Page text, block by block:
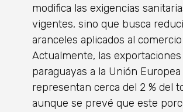
modifica las exigencias
vigentes, sino que busca
aranceles aplicados al
Actualmente, las exportaciones
paraguayas a la Unión Europea
representan cerca del 2 % del
aunque se prevé que este